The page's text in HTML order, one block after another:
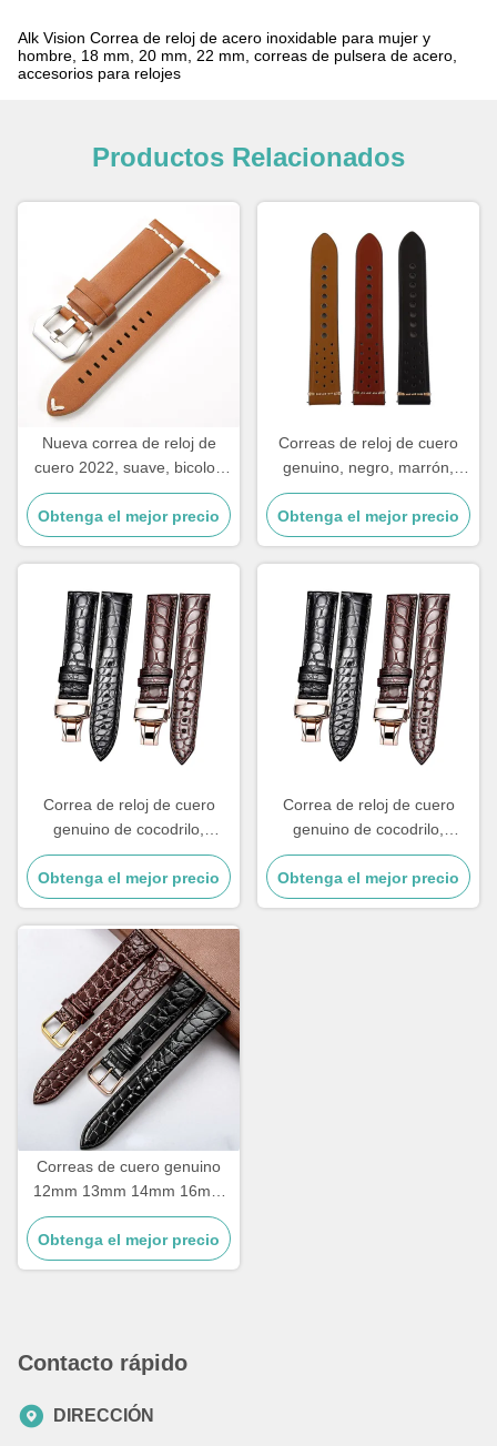
Alk Vision Correa de reloj de acero inoxidable para mujer y
hombre, 18 mm, 20 mm, 22 mm, correas de pulsera de acero,
accesorios para relojes
Productos Relacionados
Nueva correa de reloj de
cuero 2022, suave, bicolor,
rugosa, deportiva, hecha a
mano, 18mm 20mm 22mm
24mm
Obtenga el mejor precio
Correas de reloj de cuero
genuino, negro, marrón,
resistentes al desgaste, a
prueba de sudor, 18 mm, 20
mm, 22 mm, 24 mm,
accesorios de reloj, alta
calidad
Obtenga el mejor precio
Correa de reloj de cuero
genuino de cocodrilo,
pulsera, pulsera, accesorios
de reparación de reloj,
patrón de lagarto para lujo
superior
Obtenga el mejor precio
Correa de reloj de cuero
genuino de cocodrilo,
pulsera, pulsera, accesorios
de reparación de reloj,
patrón de lagarto para lujo
Obtenga el mejor precio
Correas de cuero genuino
12mm 13mm 14mm 16mm
18mm 20mm Reloj de moda
para hombre y mujer, alta
calidad, colores marrón y
Obtenga el mejor precio
Contacto rápido
DIRECCIÓN